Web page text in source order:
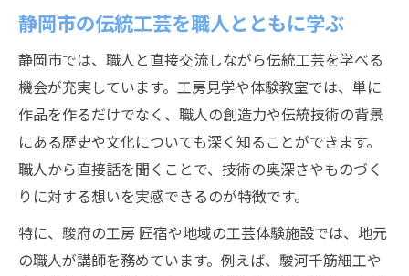
静岡市の伝統工芸を職人とともに学ぶ
静岡市では、職人と直接交流しながら伝統工芸を学べる
機会が充実しています。工房見学や体験教室では、単に
作品を作るだけでなく、職人の創造力や伝統技術の背景
にある歴史や文化についても深く知ることができます。
職人から直接話を聞くことで、技術の奥深さやものづく
りに対する想いを実感できるのが特徴です。
特に、駿府の工房 匠宿や地域の工芸体験施設では、地元
の職人が講師を務めています。例えば、駿河千筋細工や